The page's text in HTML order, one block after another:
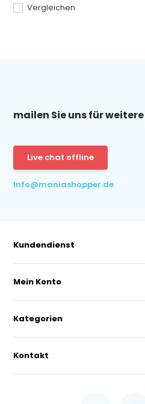
Vergleichen
mailen Sie uns für
Live chat offline
Info@maniashopper.de
Kundendienst
Mein Konto
Kategorien
Kontakt